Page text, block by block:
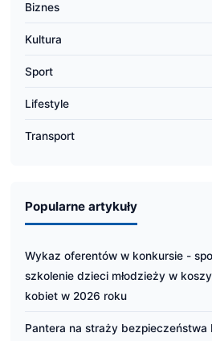
Biznes
Kultura
Sport
Lifestyle
Transport
Popularne artykuły
Wykaz oferentów w konkursie -
szkolenie dzieci młodzieży w
kobiet w 2026 roku
Pantera na straży bezpieczeństwa